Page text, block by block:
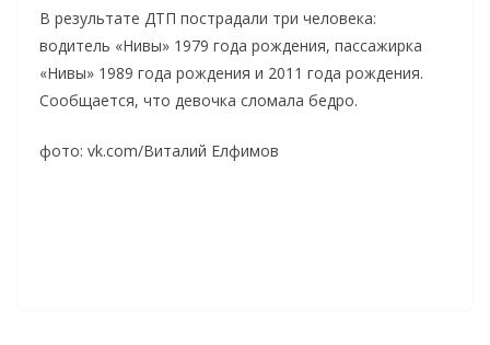
В результате ДТП пострадали три человека:
водитель «Нивы» 1979 года рождения, пассажирка
«Нивы» 1989 года рождения и 2011 года рождения.
Сообщается, что девочка сломала бедро.
фото: vk.com/Виталий Елфимов